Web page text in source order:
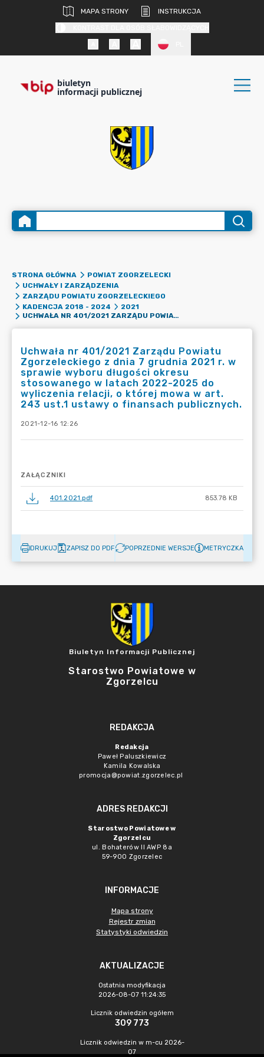
MAPA STRONY
INSTRUKCJA
biuletyn
informacji publicznej
STRONA GŁÓWNA
POWIAT ZGORZELECKI
UCHWAŁY I ZARZĄDZENIA
ZARZĄDU POWIATU ZGORZELECKIEGO
KADENCJA 2018 - 2024
2021
UCHWAŁA NR 401/2021 ZARZĄDU POWIATU ZGORZELECKIEGO Z DNIA 7 GRUDNIA 2021 R. W SPRAWIE WYBORU DŁUGOŚCI OKRESU STOSOWANEGO W LATACH 2022-2025 DO WYLICZENIA RELACJI, O KTÓREJ MOWA W ART. 243 UST.1 USTAWY O FINANSACH PUBLICZNYCH.
Uchwała nr 401/2021 Zarządu Powiatu
Zgorzeleckiego z dnia 7 grudnia 2021 r. w
sprawie wyboru długości okresu
stosowanego w latach 2022-2025 do
wyliczenia relacji, o której mowa w art.
243 ust.1 ustawy o finansach publicznych.
2021-12-16 12:26
ZAŁĄCZNIKI
401.2021.pdf 853.78 KB
DRUKUJ ZAPISZ DO PDF POPRZEDNIE WERSJE METRYCZKA
Biuletyn Informacji Publicznej
Starostwo Powiatowe w
Zgorzelcu
REDAKCJA
Redakcja
Paweł Paluszkiewicz
Kamila Kowalska
promocja@powiat.zgorzelec.pl
ADRES REDAKCJI
Starostwo Powiatowe w
Zgorzelcu
ul. Bohaterów II AWP 8a
59-900 Zgorzelec
INFORMACJE
Mapa strony
Rejestr zmian
Statystyki odwiedzin
AKTUALIZACJE
Ostatnia modyfikacja
2026-08-07 11:24:35
Licznik odwiedzin ogółem
309 773
Licznik odwiedzin w m-cu 2026-
07